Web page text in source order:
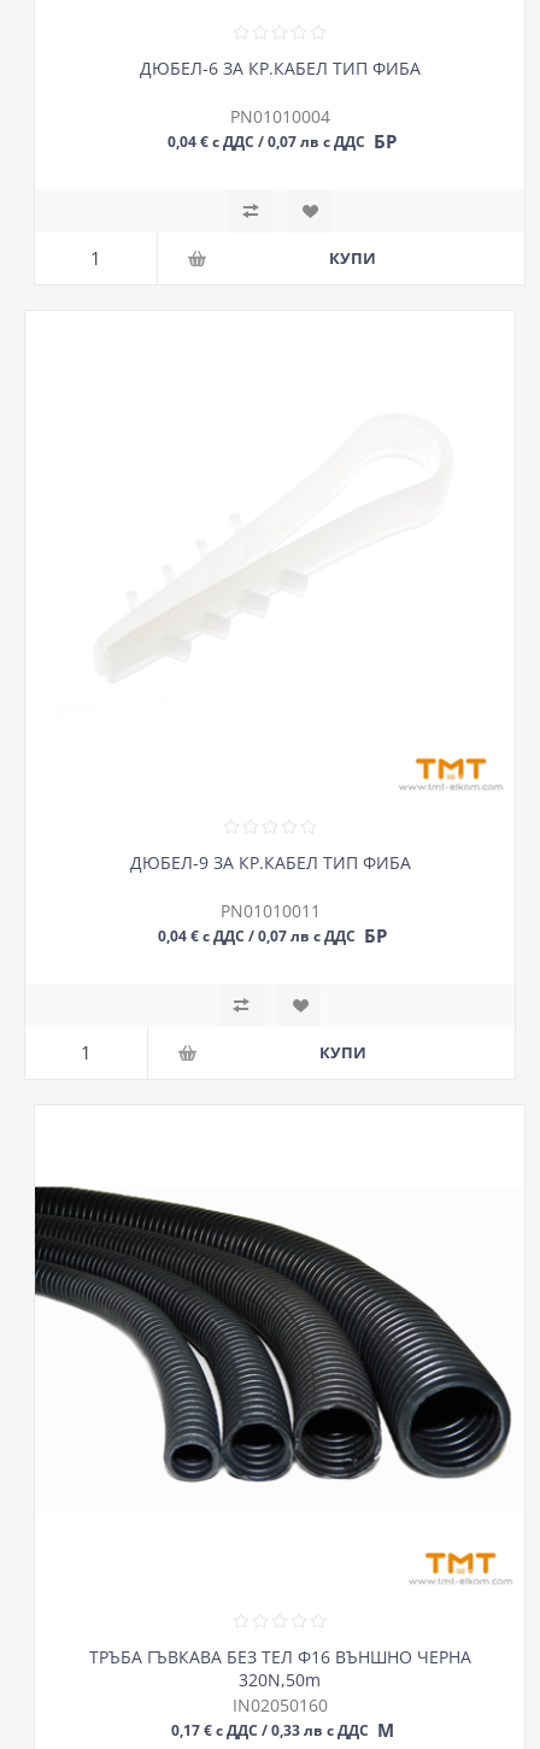
ДЮБЕЛ-6 ЗА КР.КАБЕЛ ТИП ФИБА
PN01010004
0,04 € с ДДС / 0,07 лв с ДДС БР
ДЮБЕЛ-9 ЗА КР.КАБЕЛ ТИП ФИБА
PN01010011
0,04 € с ДДС / 0,07 лв с ДДС БР
ТРЪБА ГЪВКАВА БЕЗ ТЕЛ Ф16 ВЪНШНО ЧЕРНА
320N,50m
IN02050160
0,17 € с ДДС / 0,33 лв с ДДС М